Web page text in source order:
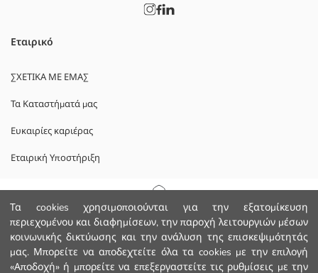
Τα cookies χρησιμοποιούνται για την εξατομίκευση
περιεχομένου και διαφημίσεων, την παροχή λειτουργιών μέσων
κοινωνικής δικτύωσης και την ανάλυση της επισκεψιμότητάς
μας. Μπορείτε να αποδεχτείτε όλα τα cookies με την επιλογή
«Αποδοχή» ή μπορείτε να επεξεργαστείτε τις ρυθμίσεις με την
Αρχική Σελίδα
Κατηγορίες
Το Καλάθι μου
Εταιρικό
ΣΧΕΤΙΚΑ ΜΕ ΕΜΑΣ
Τα Καταστήματά μας
Ευκαιρίες καριέρας
Εταιρική Υποστήριξη
Πολιτική Απορρήτου και Ασφάλειας Δεδομένων
Οροι χρήσης